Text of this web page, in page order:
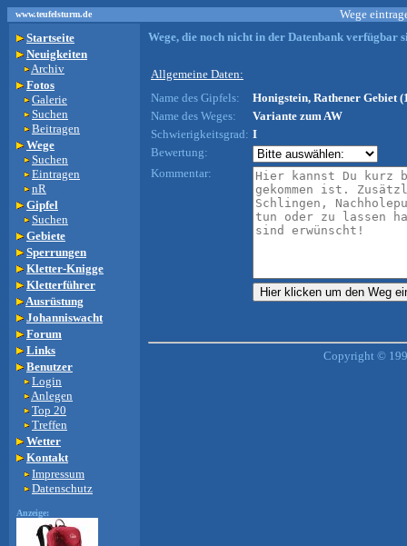
www.teufelsturm.de
Wege
Startseite
Neuigkeiten
Archiv
Fotos
Galerie
Suchen
Beitragen
Wege
Suchen
Eintragen
nR
Gipfel
Suchen
Gebiete
Sperrungen
Kletter-Knigge
Kletterführer
Ausrüstung
Johanniswacht
Forum
Links
Benutzer
Login
Anlegen
Top 20
Treffen
Wetter
Kontakt
Impressum
Datenschutz
Anzeige:
Wege, die noch nicht in der Datenbank verfügbar
Allgemeine Daten:
Name des Gipfels:
Honigstein, Rathener Gebiet
Name des Weges:
Variante zum AW
Schwierigkeitsgrad: I
Bewertung:
Kommentar:
Copyright ©